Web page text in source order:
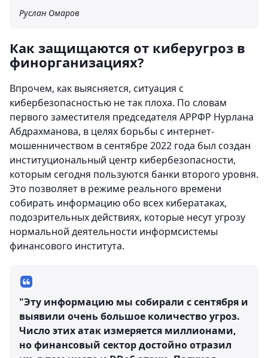
Руслан Омаров
Как защищаются от киберугроз в
финорганизациях?
Впрочем, как выясняется, ситуация с
кибербезопасностью не так плоха. По словам
первого заместителя председателя АРРФР Нурлана
Абдрахманова, в целях борьбы с интернет-
мошенничеством в сентябре 2022 года был создан
институциональный центр кибербезопасности,
которым сегодня пользуются банки второго уровня.
Это позволяет в режиме реального времени
собирать информацию обо всех кибератаках,
подозрительных действиях, которые несут угрозу
нормальной деятельности информсистемы
финансового института.
"Эту информацию мы собирали с сентября и
выявили очень большое количество угроз.
Число этих атак измеряется миллионами,
но финансовый сектор достойно отразил